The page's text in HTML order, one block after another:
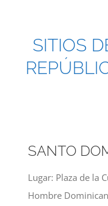
SITIOS
SANTO
Lugar: Plaza de la
Hombre